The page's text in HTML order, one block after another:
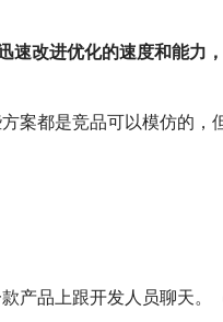
速改进优化的速度和能
案都是竞品可以模仿的
产品上跟开发人员聊天。